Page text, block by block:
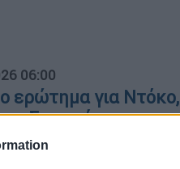
06:00
ερώτημα για Ντόκο,
Σαμαρά και η